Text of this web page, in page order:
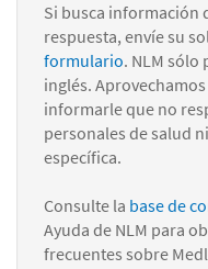
Si busca información
respuesta, envíe su
formulario. NLM
inglés.
informarle que no
personales de salud
específica.
Consulte la base de
Ayuda de NLM para
frecuentes sobre